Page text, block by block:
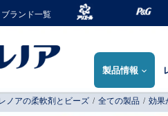
ブランド一覧 ArielIcon
製品情報
ノアの柔軟剤とビーズ / 全ての製品 / 効果